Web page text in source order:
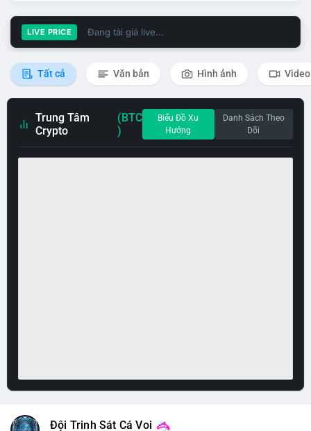
LIVE PRICE Đang tải giá live...
Tất cả Văn bản Hình ảnh Video
Trung Tâm
Crypto
(BTC
)
Biểu Đồ Xu
Hướng
Danh Sách Theo
Dõi
Đội Trinh Sát Cá Voi